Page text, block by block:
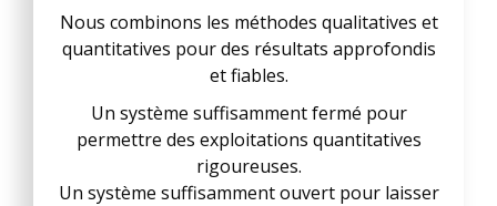
Nous combinons les méthodes qualitatives et
quantitatives pour des résultats approfondis
et fiables.
Un système suffisamment fermé pour
permettre des exploitations quantitatives
rigoureuses.
Un système suffisamment ouvert pour laisser